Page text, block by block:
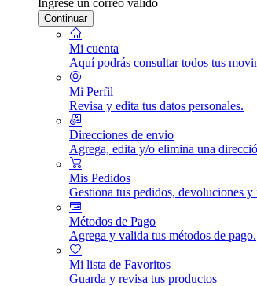
Continuar
Mi cuenta
Aquí podrás consultar todos tus
Mi Perfil
Revisa y edita tus datos personales.
Direcciones de envio
Agrega, edita y/o elimina una
Mis Pedidos
Gestiona tus pedidos, devoluciones y
Métodos de Pago
Agrega y valida tus métodos de pago.
Mi lista de Favoritos
Guarda y revisa tus productos